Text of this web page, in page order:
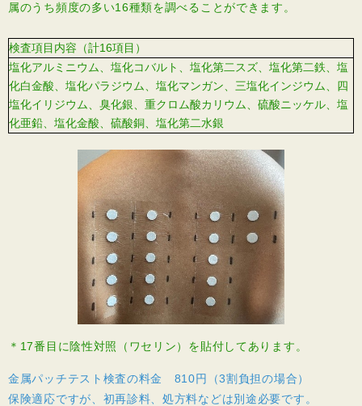
属のうち頻度の多い16種類を調べることができます。
検査項目内容（計16項目）
塩化アルミニウム、塩化コバルト、塩化第二スズ、塩化第二鉄、塩
化白金酸、塩化パラジウム、塩化マンガン、三塩化インジウム、四
塩化イリジウム、臭化銀、重クロム酸カリウム、硫酸ニッケル、塩
化亜鉛、塩化金酸、硫酸銅、塩化第二水銀
＊17番目に陰性対照（ワセリン）を貼付してあります。
金属パッチテスト検査の料金 810円（3割負担の場合）
保険適応ですが、初再診料、処方料などは別途必要です。